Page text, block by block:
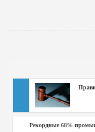
Рекордные 68%